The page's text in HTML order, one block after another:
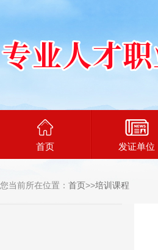
首页 发证单位
您当前所在位置： 首页>>培训课程